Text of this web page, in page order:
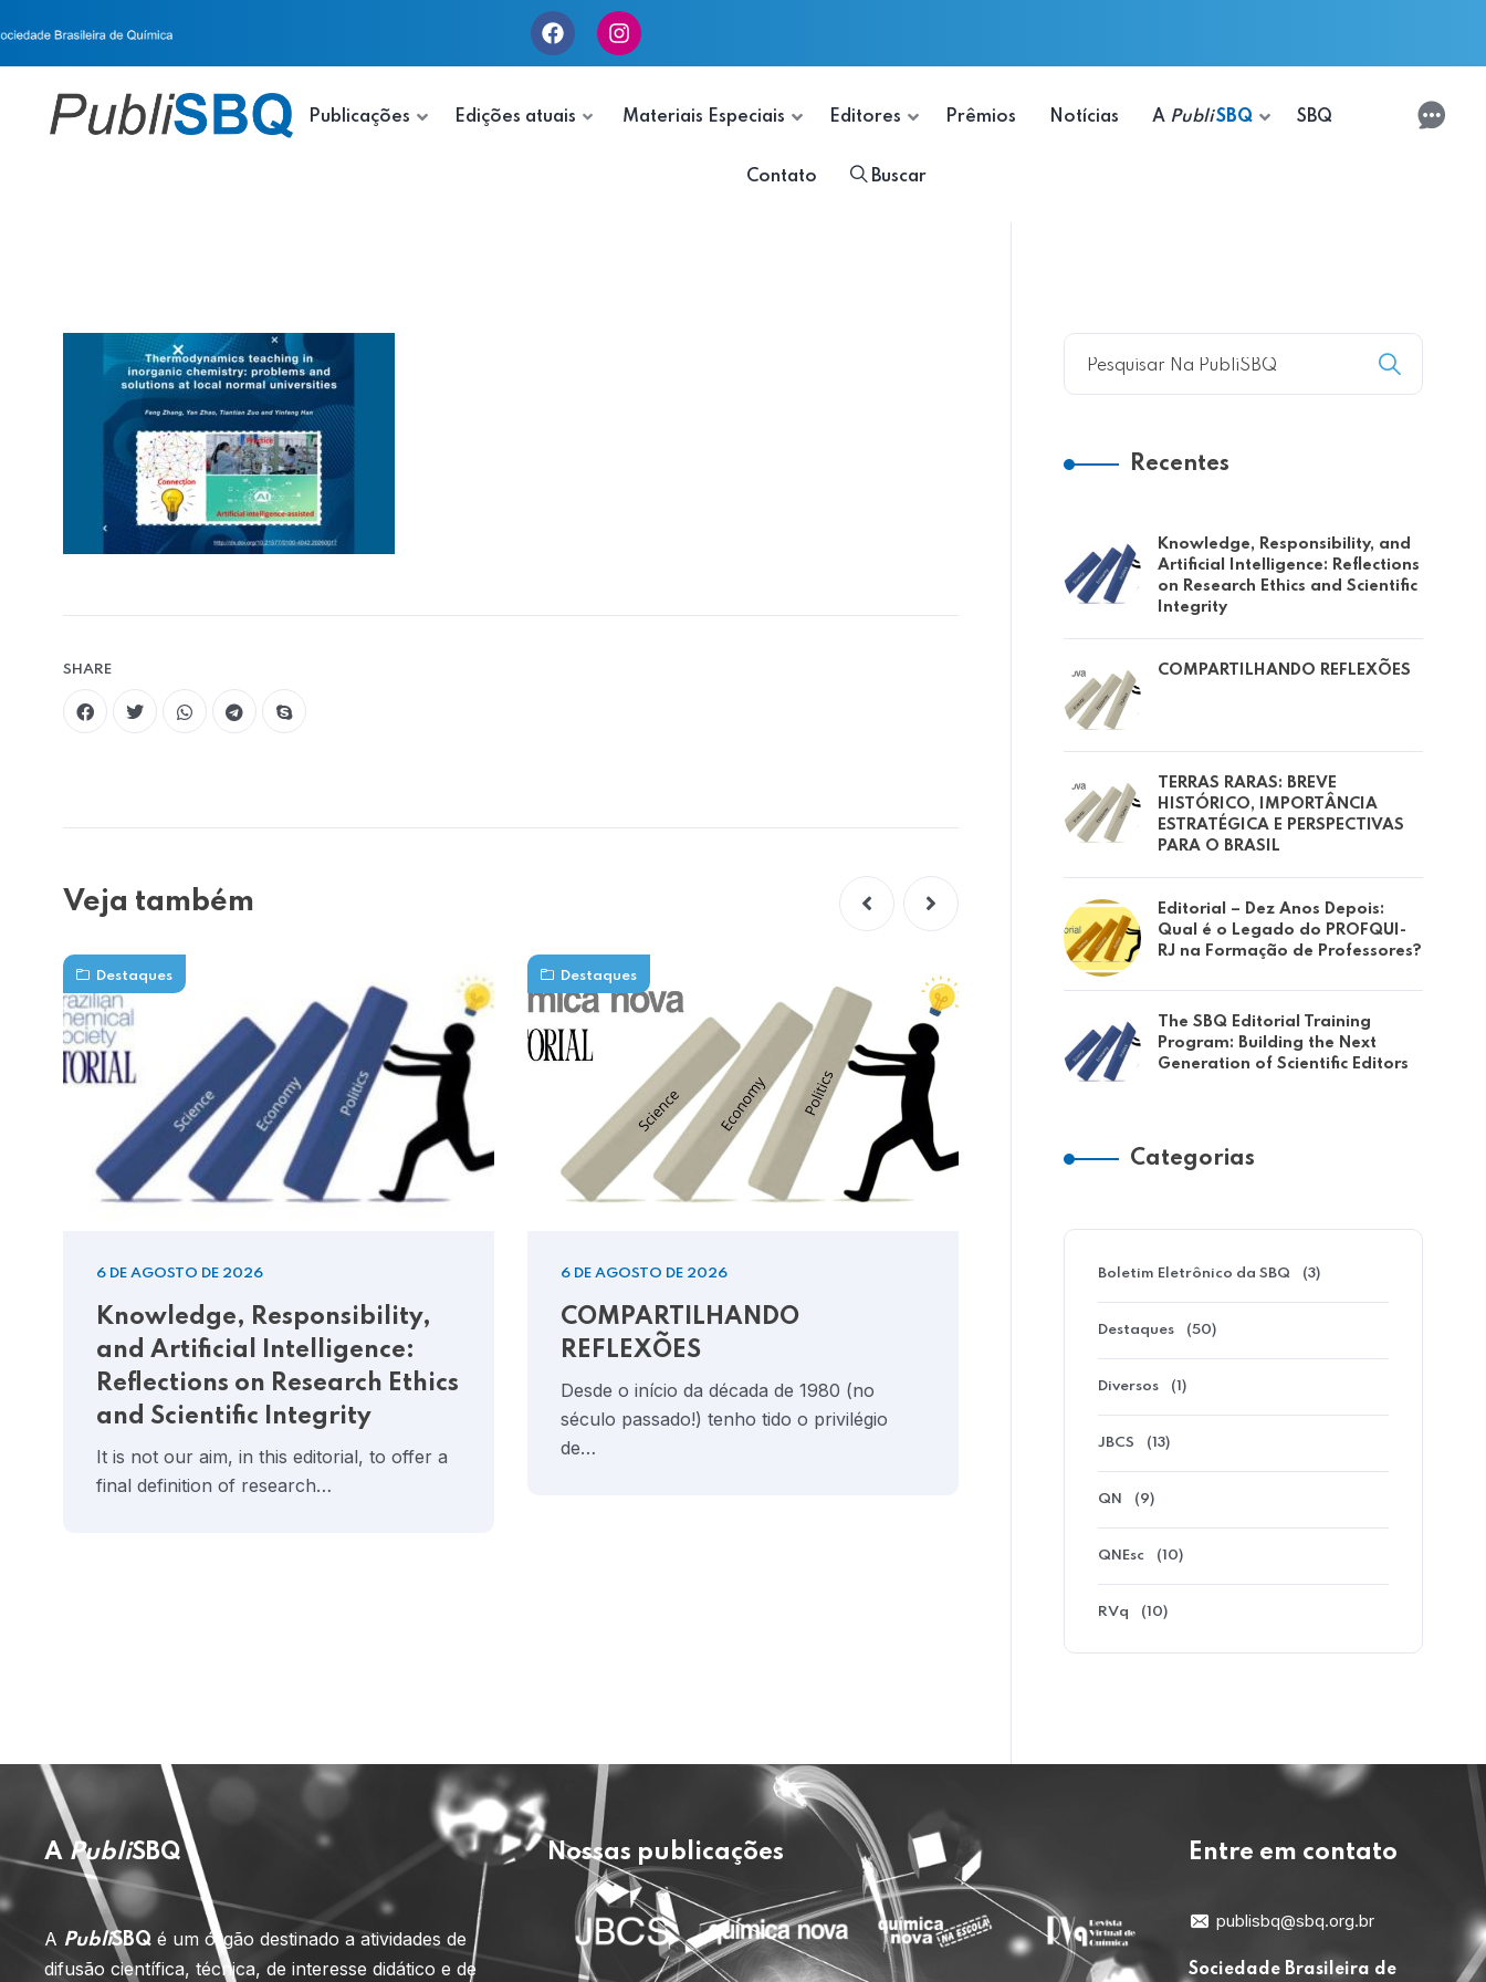
Publicações Edições atuais Materiais Especiais Editores Prêmios Notícias A PubliSBQ SBQ
Contato Buscar
SHARE
Veja também
Destaques
6 DE AGOSTO DE 2026
Knowledge, Responsibility,
and Artificial Intelligence:
Reflections on Research Ethics
and Scientific Integrity
It is not our aim, in this editorial, to offer a
final definition of research…
Destaques
6 DE AGOSTO DE 2026
COMPARTILHANDO
REFLEXÕES
Desde o início da década de 1980 (no
século passado!) tenho tido o privilégio
de…
Destaques
10 DE JULHO DE 2026
TERRAS RARAS: BREVE
ESTRATÉGICA E
PERSPECTIVAS PARA O
BRASIL
As terras raras (TR) constituem um grupo
propriedades semelhantes, formado…
Recentes
Knowledge, Responsibility, and
Artificial Intelligence: Reflections
on Research Ethics and Scientific
Integrity
COMPARTILHANDO REFLEXÕES
TERRAS RARAS: BREVE
HISTÓRICO, IMPORTÂNCIA
ESTRATÉGICA E PERSPECTIVAS
PARA O BRASIL
Editorial – Dez Anos Depois:
Qual é o Legado do PROFQUI-
RJ na Formação de Professores?
The SBQ Editorial Training
Program: Building the Next
Generation of Scientific Editors
Categorias
Boletim Eletrônico da SBQ (3)
Destaques (50)
Diversos (1)
JBCS (13)
QN (9)
QNEsc (10)
RVq (10)
A PubliSBQ
A PubliSBQ é um órgão destinado a atividades de
difusão científica, técnica, de interesse didático e de
Nossas publicações Entre em contato
publisbq@sbq.org.br
Sociedade Brasileira de